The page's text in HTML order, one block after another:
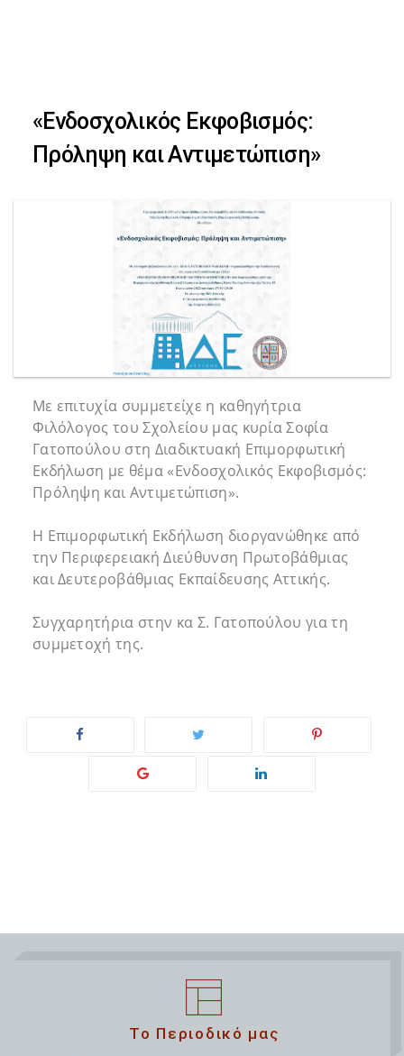
navigation
to
«Ενδοσχολικός Εκφοβισμός:
Πρόληψη και Αντιμετώπιση»
Με επιτυχία συμμετείχε η καθηγήτρια
Φιλόλογος του Σχολείου μας κυρία Σοφία
Γατοπούλου στη Διαδικτυακή Επιμορφωτική
Εκδήλωση με θέμα «Ενδοσχολικός Εκφοβισμός:
Πρόληψη και Αντιμετώπιση».
Η Επιμορφωτική Εκδήλωση διοργανώθηκε από
την Περιφερειακή Διεύθυνση Πρωτοβάθμιας
και Δευτεροβάθμιας Εκπαίδευσης Αττικής.
Συγχαρητήρια στην κα Σ. Γατοπούλου για τη
συμμετοχή της.
Το Περιοδικό μας